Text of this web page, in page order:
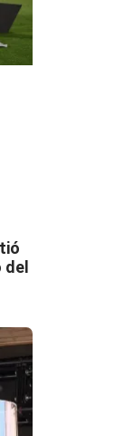
del